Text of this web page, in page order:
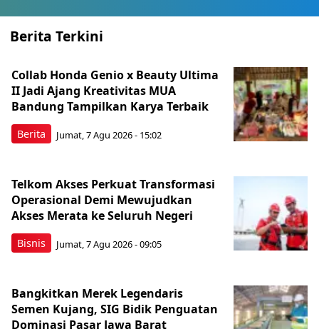
Berita Terkini
Berita
Collab Honda Genio x Beauty Ultima
II Jadi Ajang Kreativitas MUA
Bandung Tampilkan Karya Terbaik
Jumat, 7 Agu 2026 - 15:02
Bisnis
Telkom Akses Perkuat Transformasi
Operasional Demi Mewujudkan
Akses Merata ke Seluruh Negeri
Jumat, 7 Agu 2026 - 09:05
Bangkitkan Merek Legendaris
Semen Kujang, SIG Bidik Penguatan
Dominasi Pasar Jawa Barat